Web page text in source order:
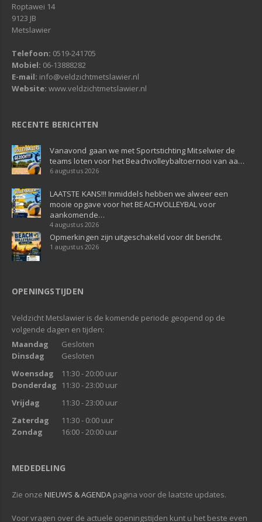
Roptawei 14
9123 JB
Metslawier
Telefoon: 0519-241705
Mobiel: 06-13888282
E-mail: info@veldzichtmetslawier.nl
Website: www.veldzichtmetslawier.nl
RECENTE BERICHTEN
Vanavond gaan we met Sportstichting Mitselwier de
teams loten voor het Beachvolleybaltoernooi van aa…
6 augustus 2026
LAATSTE KANS!!! Inmiddels hebben we alweer een
mooie opgave voor het BEACHVOLLEYBAL voor
aankomende…
4 augustus 2026
Opmerkingen zijn uitgeschakeld voor dit bericht.
1 augustus 2026
OPENINGSTIJDEN
Veldzicht Metslawier is de komende periode geopend op de
volgende dagen en tijden:
Maandag
Gesloten
Dinsdag
Gesloten
Woensdag
11:30 - 20:00 uur
Donderdag
11:30 - 23:00 uur
Vrijdag
11:30 - 23:00 uur
Zaterdag
11:30 - 0:00 uur
Zondag
16:00 - 20:00 uur
MEDEDELING
Zie onze NIEUWS & AGENDA pagina voor de laatste updates.
Voor vragen over de actuele openingstijden kunt u het beste even